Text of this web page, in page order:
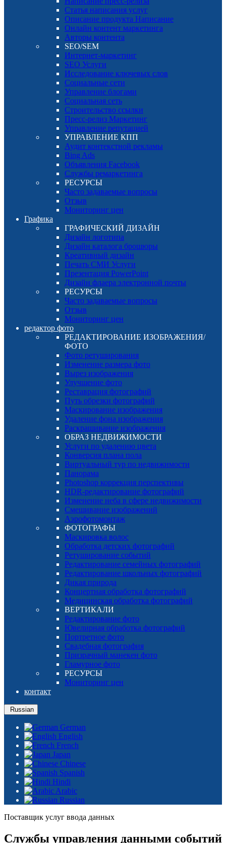
Статья написания услуг
Описание продукта Написание
Онлайн контент маркетинга
Авторы контента
SEO/SEM
Интернет-маркетинг
SEO Услуги
Исследование ключевых слов
Социальные сети
Управление блогами
Социальная сеть
Строительство ссылки
Пресс-релиз Маркетинг
Управление репутацией
УПРАВЛЕНИЕ КПП
Аудит контекстной рекламы
Bing Ads
Объявления Facebook
Службы ремаркетинга
РЕСУРСЫ
Часто задаваемые вопросы
Отзыв
Мониторинг цен
Графика
ГРАФИЧЕСКИЙ ДИЗАЙН
Дизайн логотипа
Дизайн каталога брошюры
Креативный дизайн
Печать СМИ Услуги
Презентация PowerPoint
Дизайн флаера электронной почты
РЕСУРСЫ
Часто задаваемые вопросы
Отзыв
Мониторинг цен
редактор фото
РЕДАКТИРОВАНИЕ ИЗОБРАЖЕНИЯ/
ФОТО
Фото ретуширования
Изменение размера фото
Вырез изображения
Улучшение фото
Реставрация фотографий
Путь обрезки фотографий
Маскирование изображения
Удаление фона изображения
Раскрашивание изображения
ОБРАЗ НЕДВИЖИМОСТИ
Услуги по удалению цвета
Конверсия плана пола
Виртуальный тур по недвижимости
Панорама
Photoshop коррекция перспективы
HDR-редактирование фотографий
Изменение неба в сфере недвижимости
Смешивание изображений
Аэрофотомонтаж
ФОТОГРАФЫ
Маскировка волос
Обработка детских фотографий
Ретуширование событий
Редактирование семейных фотографий
Редактирование школьных фотографий
Дикая природа
Концертная обработка фотографий
Медицинская обработка фотографий
ВЕРТИКАЛИ
Редактирование фото
Ювелирная обработка фотографий
Портретное фото
Свадебная фотография
Призрачный манекен фото
Гламурное фото
РЕСУРСЫ
Мониторинг цен
контакт
Russian
German
English
French
Japan
Chinese
Spanish
Hindi
Arabic
Russian
Поставщик услуг ввода данных
Службы управления данными событий